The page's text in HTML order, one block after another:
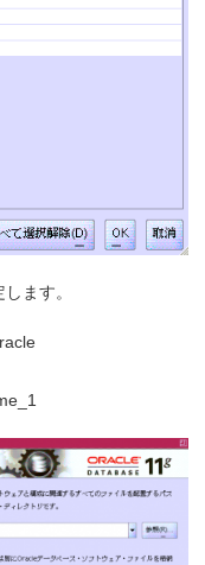
ます。